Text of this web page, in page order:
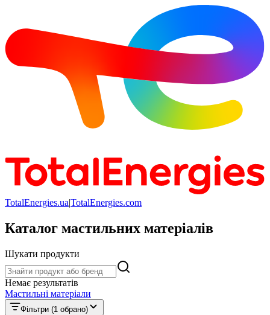
TotalEnergies.ua|TotalEnergies.com
Каталог мастильних матеріалів
Шукати продукти
Шукати продукти
Немає результатів
Мастильні матеріали
Фільтри (1 обрано)